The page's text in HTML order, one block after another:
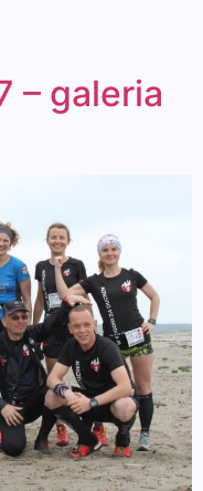
– galeria